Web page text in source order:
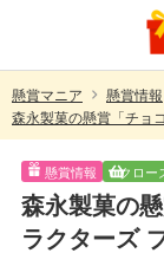
懸賞マニア
懸賞情報
懸賞情報 クロー
森永製菓の
ラクターズ